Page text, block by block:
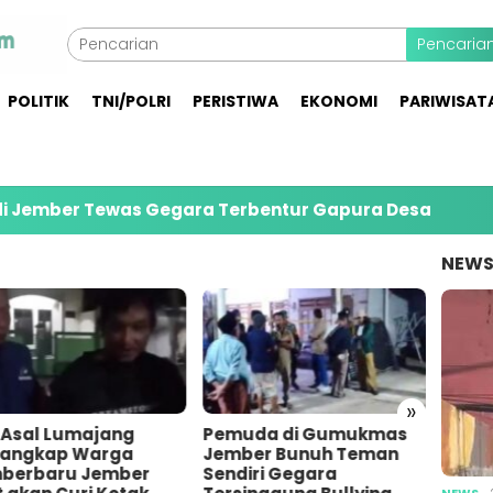
POLITIK TNI/POLRI PERISTIWA EKONOMI
Gegara Terbentur Gapura Desa PMI
»
Lumajang
Warga
Jember
Pemuda di Gumukmas
Jember Bunuh Teman
Sendiri Gegara
10
NEWS